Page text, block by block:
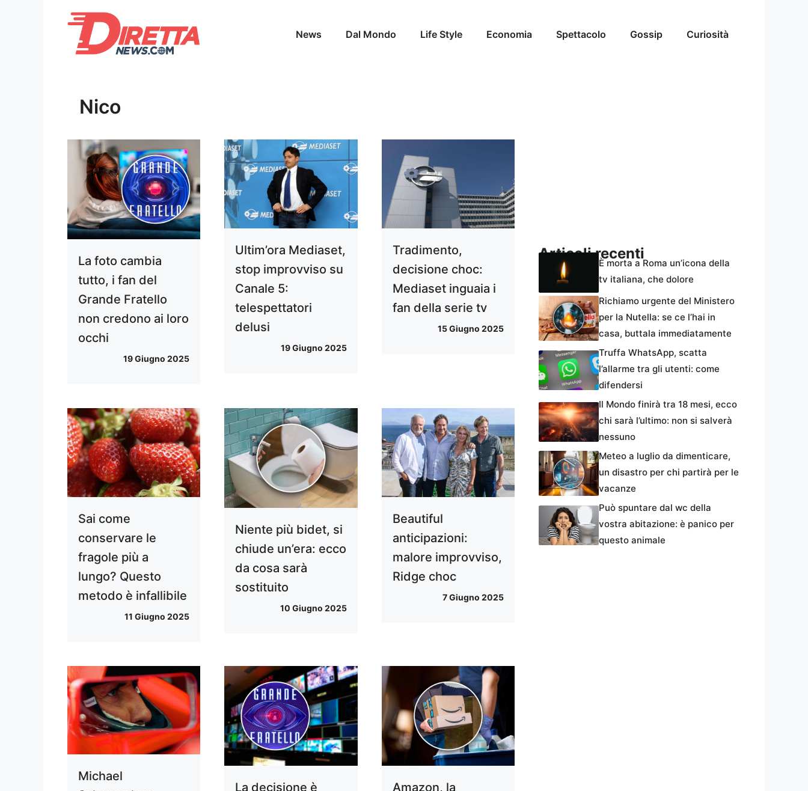
News Dal Mondo Life Style Economia Spettacolo Gossip Curiosità
Nico
La foto cambia
tutto, i fan del
Grande Fratello
non credono ai loro
occhi
19 Giugno 2025
Ultim’ora Mediaset,
stop improvviso su
Canale 5:
telespettatori
delusi
19 Giugno 2025
Tradimento,
decisione choc:
Mediaset inguaia i
fan della serie tv
15 Giugno 2025
Sai come
conservare le
fragole più a
lungo? Questo
metodo è infallibile
11 Giugno 2025
Niente più bidet, si
chiude un’era: ecco
da cosa sarà
sostituito
10 Giugno 2025
Beautiful
anticipazioni:
malore improvviso,
Ridge choc
7 Giugno 2025
Michael
La decisione è
Amazon, la
Articoli recenti
È morta a Roma un’icona della
tv italiana, che dolore
Richiamo urgente del Ministero
per la Nutella: se ce l’hai in
casa, buttala immediatamente
Truffa WhatsApp, scatta
l’allarme tra gli utenti: come
difendersi
Il Mondo finirà tra 18 mesi, ecco
chi sarà l’ultimo: non si salverà
nessuno
Meteo a luglio da dimenticare,
un disastro per chi partirà per le
vacanze
Può spuntare dal wc della
vostra abitazione: è panico per
questo animale